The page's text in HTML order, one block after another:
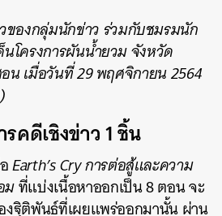
ของกลุ่มนักข่าว ร่วมกับชมรมนัก
โครงการผันน้ำยวม จังหวัด
น เมื่อวันที่ 29 พฤศจิกายน 2564
คดีเชิงข่าว 1 ชิ้น
Earth’s Cry การต่อสู้และความ
มที่แบ่งเนื้อหาออกเป็น 8 ตอน จะ
งฐิติพันธ์ที่เผยแพร่ออกมานั้น ผ่าน